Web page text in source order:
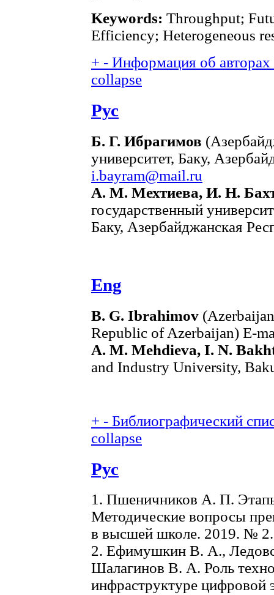
Keywords: Throughput;
Efficiency; Heterogeneous
+ - Информация об
collapse
Рус
Б. Г. Ибрагимов
университет, Баку,
i.bayram@mail.ru
А. М. Мехтиева, И. Н.
государственный
Баку, Азербайджанская
Eng
B. G. Ibrahimov
Republic of Azerbaijan) E-
А. М. Меhdiеvа, I. N.
and Industry University,
+ - Библиографический
collapse
Рус
1. Пшеничников А. П.
Методические вопросы
в высшей школе. 2019. №
2. Ефимушкин В. А.,
Шалагинов В. А. Роль
инфраструктуре